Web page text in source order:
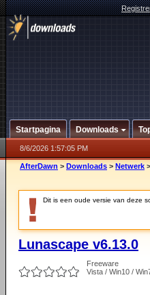
Startpagina Downloads
8/6/2026 1:57:05 PM
AfterDawn > Downloads > Netwerk >
Dit is een oude versie van deze
Lunascape v6.13.0
Freeware
Vista / Win10 /